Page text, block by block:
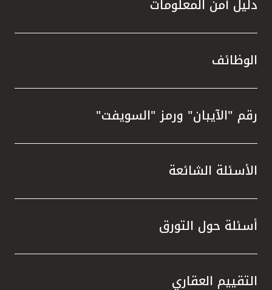
دليل أمن المعلومات
الوظائف
رقم "الآيبان" ورمز "السويفت"
الأسئلة الشائعة
أسئلة حول التورق
التقييم العقاري